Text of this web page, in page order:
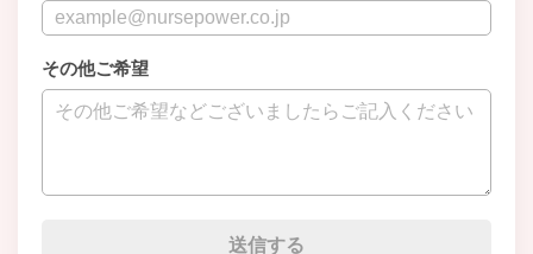
その他ご希望